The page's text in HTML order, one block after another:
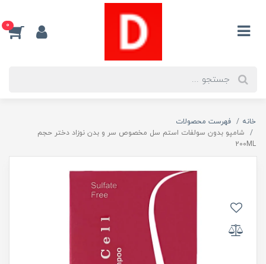
0
خانه
فهرست محصولات
شامپو بدون سولفات استم سل مخصوص سر و بدن نوزاد دختر حجم
200ML